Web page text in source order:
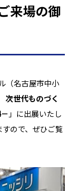
来場の御
（名古屋市中小
世代ものづく
」に出展いたし
ので、ぜひご覧